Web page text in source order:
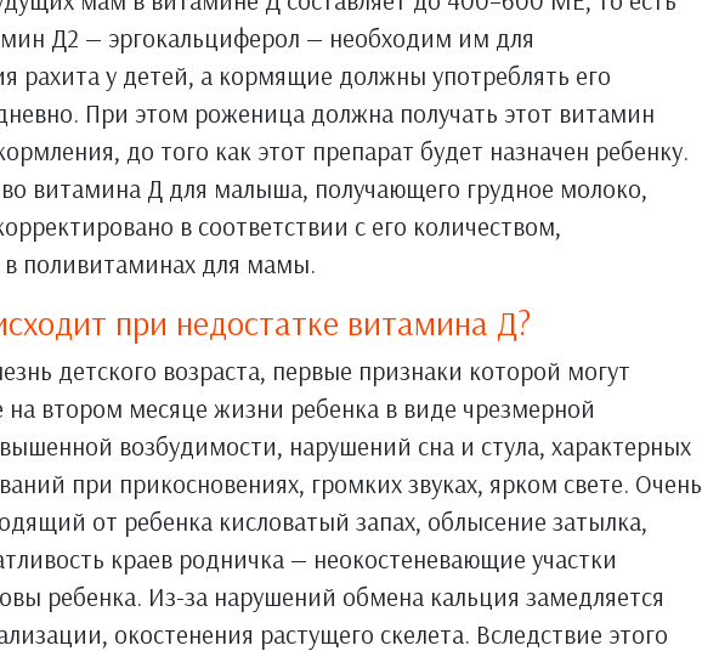
Д2 — эргокальциферол — необходим им для
рахита у детей, а кормящие должны употреблять его
При этом роженица должна получать этот витамин
до того как этот препарат будет назначен ребенку.
витамина Д для малыша, получающего грудное молоко,
в соответствии с его количеством,
поливитаминах для мамы.
при недостатке витамина Д?
детского возраста, первые признаки которой могут
на втором месяце жизни ребенка в виде чрезмерной
возбудимости, нарушений сна и стула, характерных
при прикосновениях, громких звуках, ярком свете. Очень
от ребенка кисловатый запах, облысение затылка,
краев родничка — неокостеневающие участки
ребенка. Из-за нарушений обмена кальция замедляется
окостенения растущего скелета. Вследствие этого